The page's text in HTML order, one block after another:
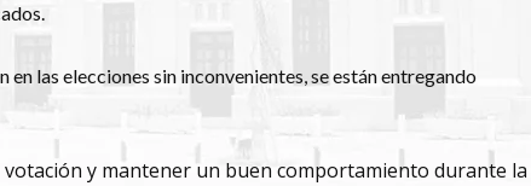
las elecciones sin inconvenientes, se están entregando
y mantener un buen comportamiento durante la